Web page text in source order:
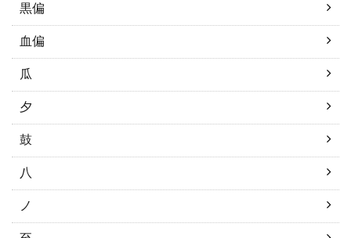
黒偏
血偏
瓜
夕
鼓
八
ノ